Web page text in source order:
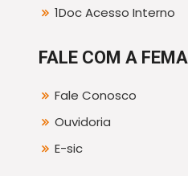
1Doc Acesso Interno
FALE COM A FEMA
Fale Conosco
Ouvidoria
E-sic